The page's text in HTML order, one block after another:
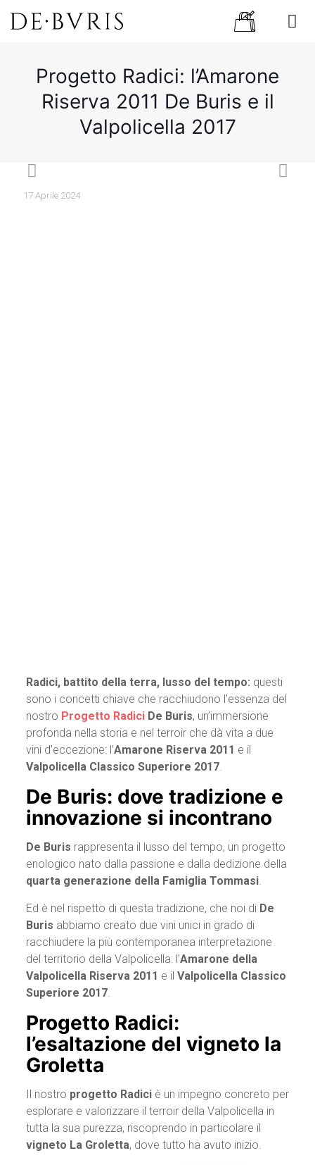
Progetto Radici: l’Amarone
Riserva 2011 De Buris e il
Valpolicella 2017
17 Aprile 2024
Radici, battito della terra, lusso del tempo: questi
sono i concetti chiave che racchiudono l’essenza del
nostro Progetto Radici De Buris, un’immersione
profonda nella storia e nel terroir che dà vita a due
vini d’eccezione: l’Amarone Riserva 2011 e il
Valpolicella Classico Superiore 2017.
De Buris: dove tradizione e
innovazione si incontrano
De Buris rappresenta il lusso del tempo, un progetto
enologico nato dalla passione e dalla dedizione della
quarta generazione della Famiglia Tommasi.
Ed è nel rispetto di questa tradizione, che noi di De
Buris abbiamo creato due vini unici in grado di
racchiudere la più contemporanea interpretazione
del territorio della Valpolicella: l’Amarone della
Valpolicella Riserva 2011 e il Valpolicella Classico
Superiore 2017.
Progetto Radici:
l’esaltazione del vigneto la
Groletta
Il nostro progetto Radiciè un impegno concreto per
esplorare e valorizzare il terroir della Valpolicella in
tutta la sua purezza, riscoprendo in particolare il
vigneto La Groletta, dove tutto ha avuto inizio.